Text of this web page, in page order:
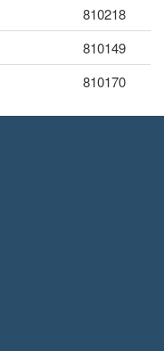
810218
810149
810170